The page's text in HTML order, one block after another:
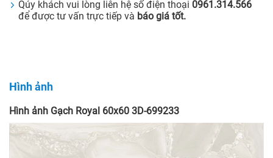
Qúy khách vui lòng liên hệ số điện thoại 0961.314.566
để được tư vấn trực tiếp và báo giá tốt.
Hình ảnh
Hình ảnh Gạch Royal 60x60 3D-699233